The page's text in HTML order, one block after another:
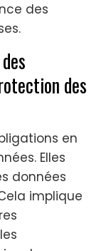
des
des
en
Elles
données
implique